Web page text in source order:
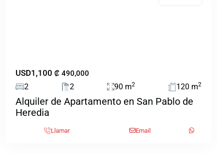
USD1,100 ₡‎ 490,000
2 2 90 m2 120 m2
Alquiler de Apartamento en San Pablo de
Heredia
Llamar Email